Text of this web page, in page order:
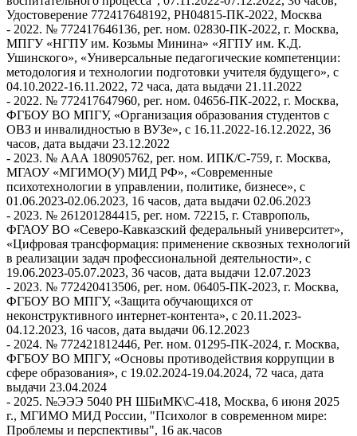
Удостоверение 772417648192, РН04815-ПК-2022, Москва
- 2022. № 772417646136, рег. ном. 02830-ПК-2022, г. Москва,
МПГУ «НГПУ им. Козьмы Минина» «ЯГПУ им. К.Д.
Ушинского», «Универсальные педагогические компетенции:
методология и технологии подготовки учителя будущего», с
04.10.2022-16.11.2022, 72 часа, дата выдачи 21.11.2022
- 2022. № 772417647960, рег. ном. 04656-ПК-2022, г. Москва,
ФГБОУ ВО МПГУ, «Организация образования студентов с
ОВЗ и инвалидностью в ВУЗе», с 16.11.2022-16.12.2022, 36
часов, дата выдачи 23.12.2022
- 2023. № ААА 180905762, рег. ном. ИПК/С-759, г. Москва,
МГАОУ «МГИМО(У) МИД РФ», «Современные
психотехнологии в управлении, политике, бизнесе», с
01.06.2023-02.06.2023, 16 часов, дата выдачи 02.06.2023
- 2023. № 261201284415, рег. ном. 72215, г. Ставрополь,
ФГАОУ ВО «Северо-Кавказский федеральный университет»,
«Цифровая трансформация: применение сквозных технологий
в реализации задач профессиональной деятельности», с
19.06.2023-05.07.2023, 36 часов, дата выдачи 12.07.2023
- 2023. № 772420413506, рег. ном. 06405-ПК-2023, г. Москва,
ФГБОУ ВО МПГУ, «Защита обучающихся от
неконструктивного интернет-контента», с 20.11.2023-
04.12.2023, 16 часов, дата выдачи 06.12.2023
- 2024. № 772421812446, Рег. ном. 01295-ПК-2024, г. Москва,
ФГБОУ ВО МПГУ, «Основы противодействия коррупции в
сфере образования», с 19.02.2024-19.04.2024, 72 часа, дата
выдачи 23.04.2024
- 2025. №ЭЭЭ 5040 РН ШБиМК\С-418, Москва, 6 июня 2025
г., МГИМО МИД России, "Психолог в современном мире:
Проблемы и перспективы", 16 ак.часов